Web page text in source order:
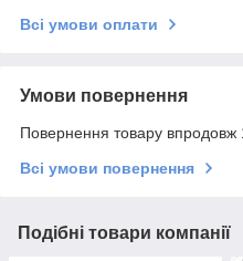
Всі умови оплати
Умови повернення
Повернення товару впродовж
Всі умови повернення
Подібні товари компанії